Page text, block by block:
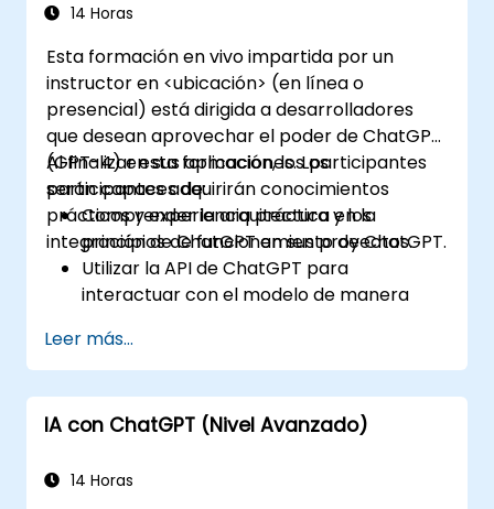
14 Horas
Esta formación en vivo impartida por un
instructor en <ubicación> (en línea o
presencial) está dirigida a desarrolladores
que desean aprovechar el poder de ChatGPT
(GPT-4) en sus aplicaciones. Los
participantes adquirirán conocimientos
prácticos y experiencia práctica en la
integración de ChatGPT en sus proyectos.
Al finalizar esta formación, los participantes
serán capaces de:
Comprender la arquitectura y los
principios de funcionamiento de ChatGPT.
Utilizar la API de ChatGPT para
interactuar con el modelo de manera
Desarrollar agentes conversacionales y
chatbots utilizando ChatGPT.
Explorar las nuevas características y
funcionalidades que ofrece GPT-4 para
Personalizar y ajustar finamente (fine-
Leer más...
IA con ChatGPT (Nivel Avanzado)
14 Horas